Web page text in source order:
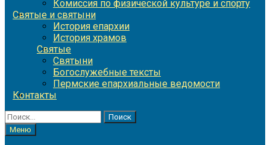
Комиссия по физической культуре и спорту
Святые и святыни
История епархии
История храмов
Святые
Святыни
Богослужебные тексты
Пермские епархиальные ведомости
Контакты
Найти:
Меню